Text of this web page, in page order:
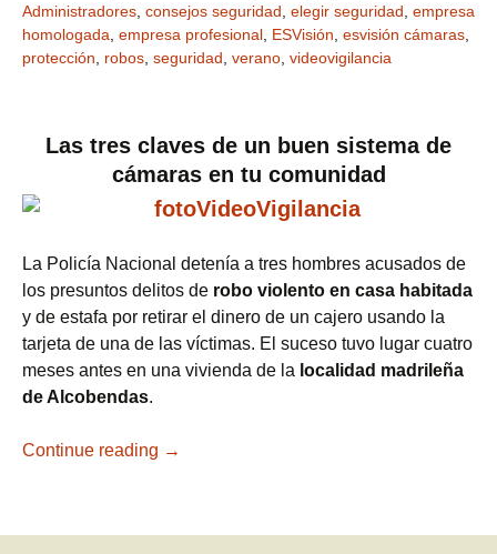
Administradores, consejos seguridad, elegir seguridad, empresa
homologada, empresa profesional, ESVisión, esvisión cámaras,
protección, robos, seguridad, verano, videovigilancia
Las tres claves de un buen sistema de
cámaras en tu comunidad
La Policía Nacional detenía a tres hombres acusados de
los presuntos delitos de robo violento en casa habitada
y de estafa por retirar el dinero de un cajero usando la
tarjeta de una de las víctimas. El suceso tuvo lugar cuatro
meses antes en una vivienda de la localidad madrileña
de Alcobendas.
Continue reading Vigilancia real, identificación de
→